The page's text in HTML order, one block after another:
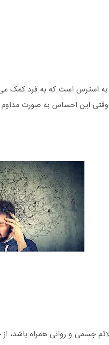
است که به فرد کمک
وقتی این احساس به صورت
جسمی و روانی همراه باشد، از